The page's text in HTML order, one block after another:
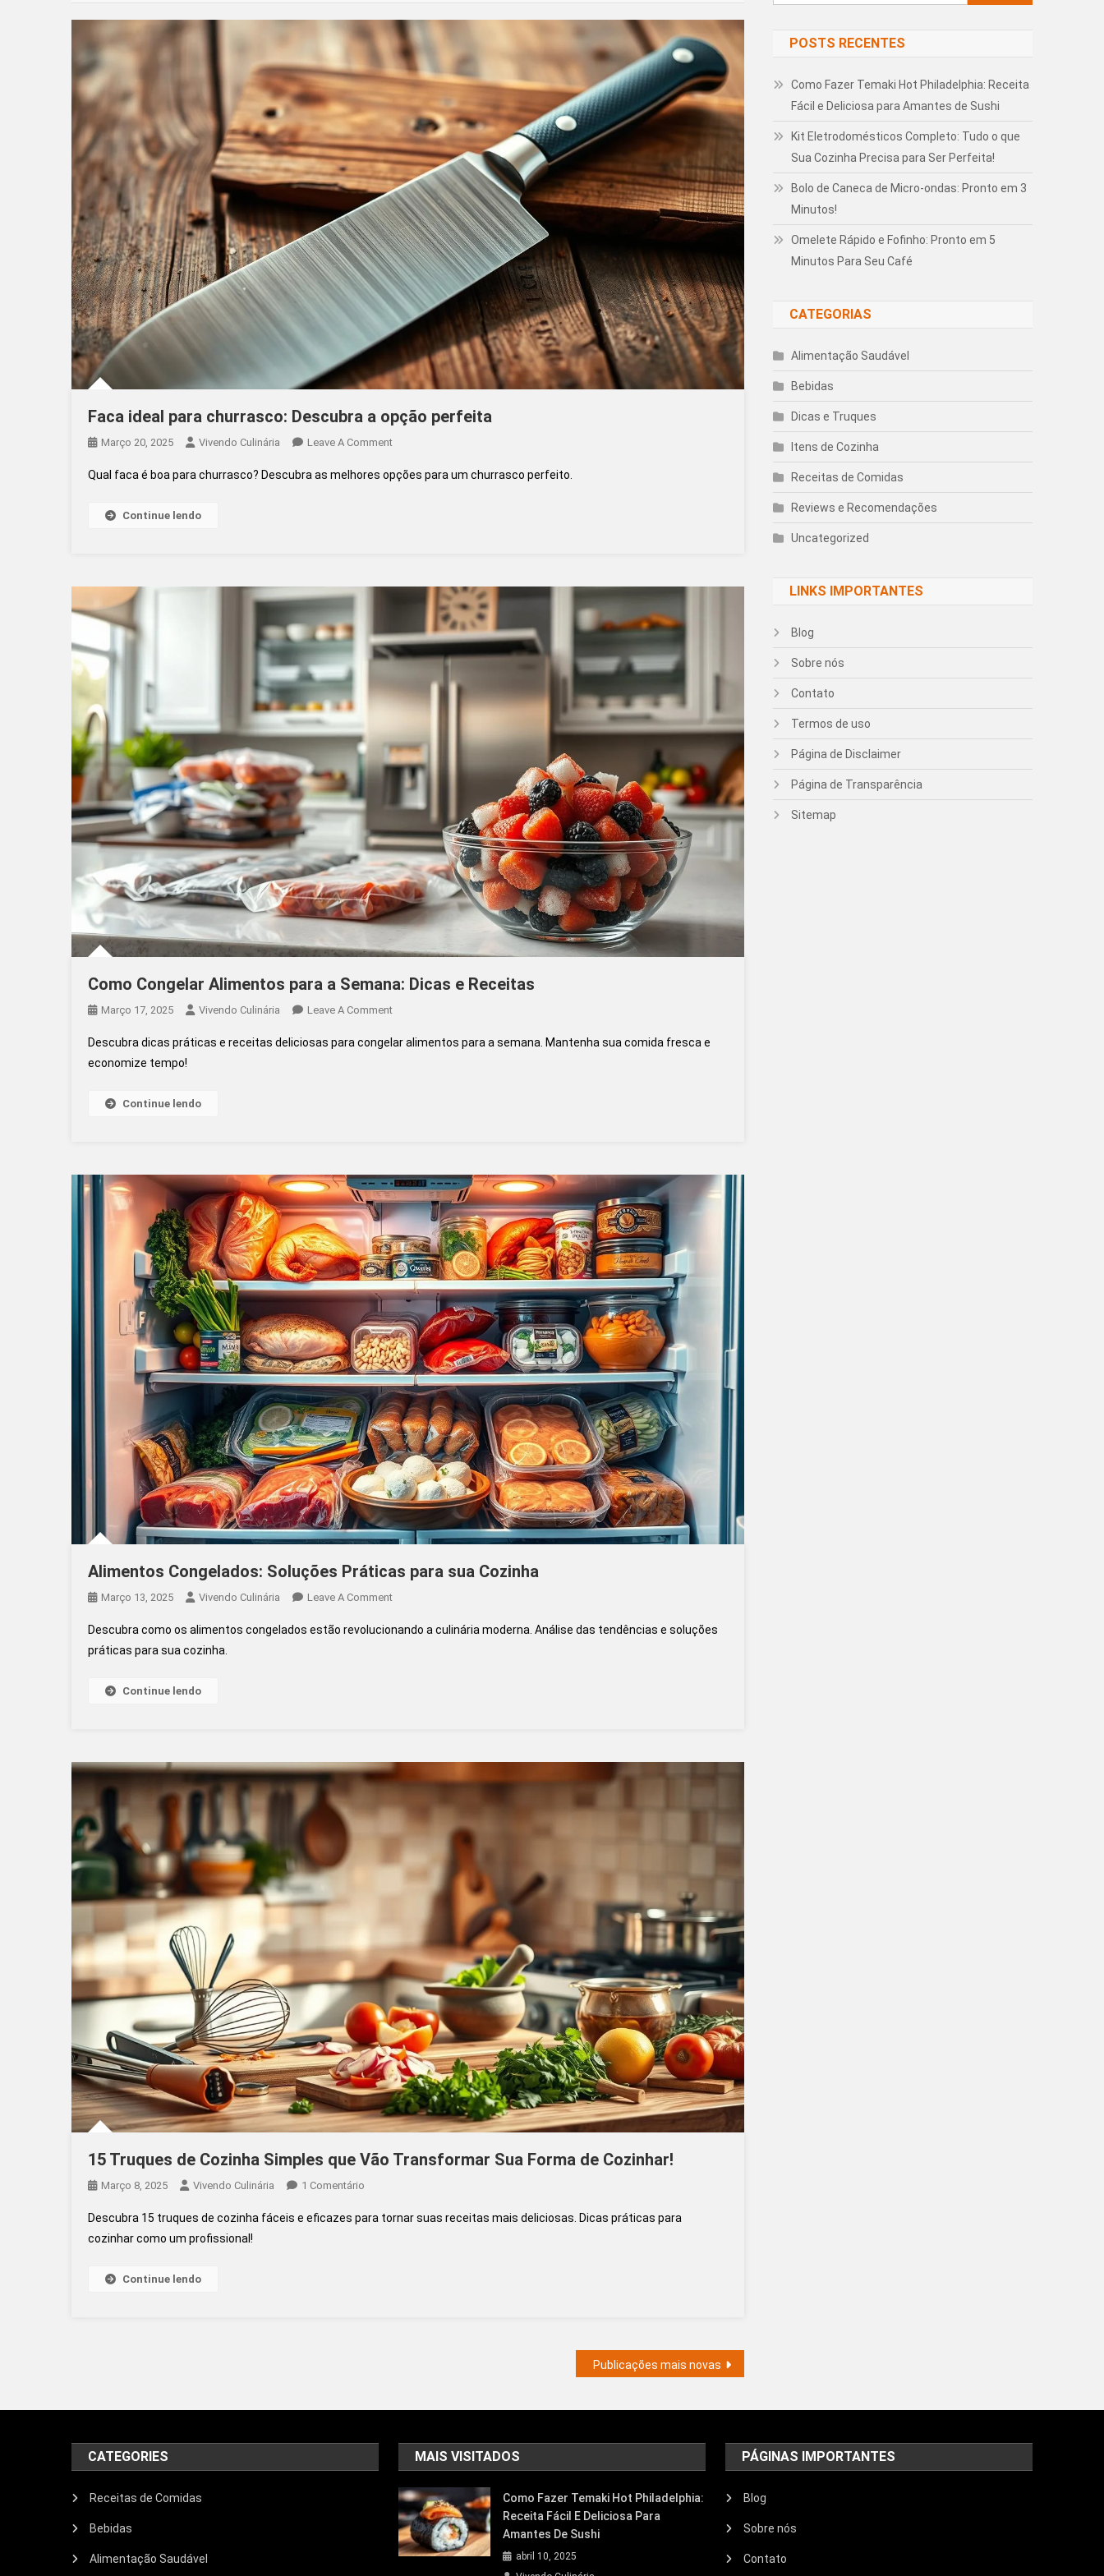
Faca ideal para churrasco: Descubra a opção perfeita
Março 20, 2025 Vivendo Culinária Leave A CommentOn
Ideal
Qual faca é boa para churrasco? Descubra as melhores opções para um churrasco perfeito.
Continue lendo
Como Congelar Alimentos para a Semana: Dicas e Receitas
Março 17, 2025 Vivendo Culinária Leave A CommentOn
Congelar
Receitas
Descubra dicas práticas e receitas deliciosas para congelar alimentos para a semana. Mantenha sua comida fresca e
economize tempo!
Continue lendo
Alimentos Congelados: Soluções Práticas para sua Cozinha
Março 13, 2025 Vivendo Culinária Leave A CommentOn
Congelados:
Descubra como os alimentos congelados estão revolucionando a culinária moderna. Análise das tendências e soluções
práticas para sua cozinha.
Continue lendo
15 Truques de Cozinha Simples que Vão Transformar Sua Forma de Cozinhar!
Março 8, 2025 Vivendo Culinária 1 Comentário
Truques
Cozinhar!
Descubra 15 truques de cozinha fáceis e eficazes para tornar suas receitas mais deliciosas. Dicas práticas para
cozinhar como um profissional!
Continue lendo
Publicações mais novas
por:
POSTS RECENTES
Como Fazer Temaki Hot Philadelphia: Receita
Fácil e Deliciosa para Amantes de Sushi
Kit Eletrodomésticos Completo: Tudo o que
Sua Cozinha Precisa para Ser Perfeita!
Bolo de Caneca de Micro-ondas: Pronto em 3
Minutos!
Omelete Rápido e Fofinho: Pronto em 5
Minutos Para Seu Café
CATEGORIAS
Alimentação Saudável
Bebidas
Dicas e Truques
Itens de Cozinha
Receitas de Comidas
Reviews e Recomendações
Uncategorized
LINKS IMPORTANTES
Blog
Sobre nós
Contato
Termos de uso
Página de Disclaimer
Página de Transparência
Sitemap
CATEGORIES
Receitas de Comidas
Bebidas
Alimentação Saudável
MAIS VISITADOS
Como Fazer Temaki Hot Philadelphia:
Receita Fácil E Deliciosa Para
Amantes De Sushi
abril 10, 2025
PÁGINAS IMPORTANTES
Blog
Sobre nós
Contato